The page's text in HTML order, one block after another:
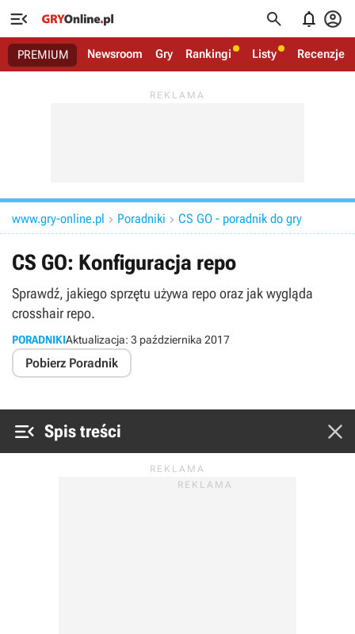
   
PREMIUM Newsroom Gry Rankingi Listy Recenzje
www.gry-online.pl  Poradniki  CS GO - poradnik do gry
CS GO: Konfiguracja repo
Sprawdź, jakiego sprzętu używa repo oraz jak wygląda
crosshair repo.
PORADNIKIAktualizacja: 3 października 2017
Pobierz Poradnik
 Spis treści 